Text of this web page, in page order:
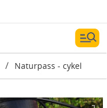
/ Naturpass - cykel